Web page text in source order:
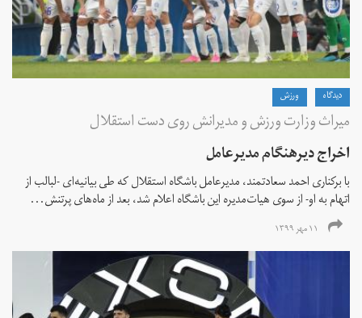
دیدگاه ورزش
میراث وزارت ورزش و مدیرانش روی دست استقلال
اخراج دیرهنگام مدیرعامل
با برکناری احمد سعادتمند، مدیرعامل باشگاه استقلال که طی بیانیه‌ای -لبالب از
اتهام به او- از سوی هیات‌مدیره این باشگاه اعلام شد، بعد از ماه‌های پرتنش...
۱۱ مهر ۱۳۹۹